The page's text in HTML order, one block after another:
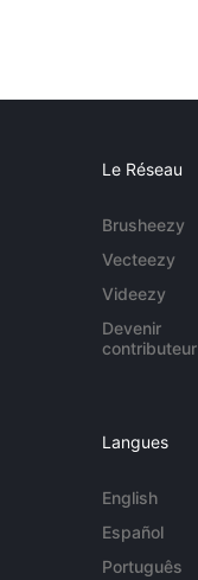
Le Réseau
Brusheezy
Vecteezy
Videezy
Devenir
contributeur
Langues
English
Español
Português